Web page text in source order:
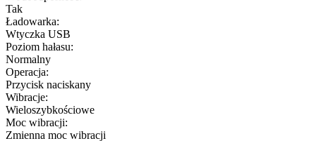
Tak
Ładowarka:
Wtyczka USB
Poziom hałasu:
Normalny
Operacja:
Przycisk naciskany
Wibracje:
Wieloszybkościowe
Moc wibracji:
Zmienna moc wibracji